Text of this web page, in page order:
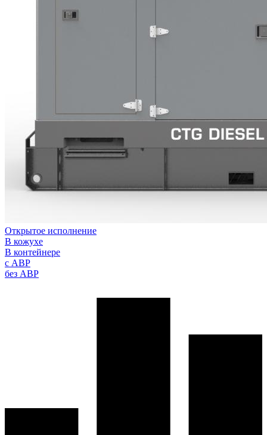
Открытое исполнение
В кожухе
В контейнере
с АВР
без АВР